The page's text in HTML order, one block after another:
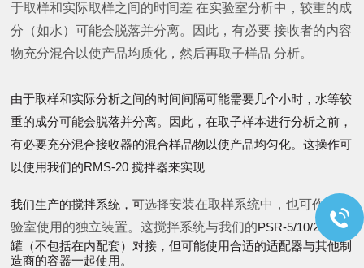
于取样和实际取样之间的时间差 在实验室分析中，较重的成
分（如水）可能会脱落并分离。因此，有必要 接收者的内容
物充分混合以使产品均质化，然后再取子样品 分析。
由于取样和实际分析之间的时间间隔可能需要几个小时，水等较
重的成分可能会脱落并分离。因此，在取子样本进行分析之前，
有必要充分混合接收器的混合样品物以使产品均匀化。这操作可
以使用我们的RMS-20搅拌器来实现
我们生产的搅拌系统，可选择安装在取样系统中，也可作为实
验室使用的独立装置。这搅拌系统与我们的PSR-5/10/20
样品
罐（不包括在内配套）对接，但可能使用合适的适配器与其他制
造商的容器一起使用。